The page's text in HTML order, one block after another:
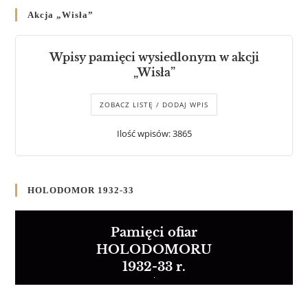
Akcja „Wisła”
Wpisy pamięci wysiedlonym w akcji
„Wisła”
ZOBACZ LISTĘ / DODAJ WPIS
Ilość wpisów: 3865
HOLODOMOR 1932-33
Pamięci ofiar
HOLODOMORU
1932-33 r.